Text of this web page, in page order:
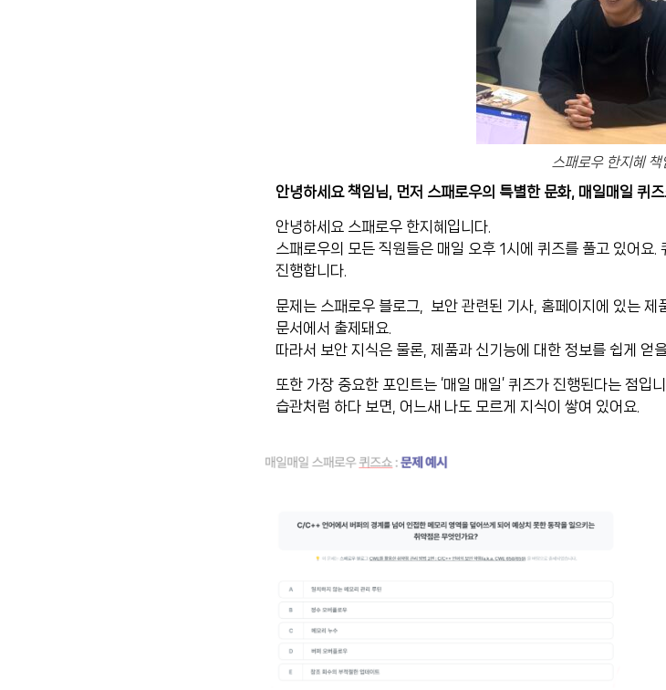
스패로우 한지혜 책
안녕하세요 책임님, 먼저 스패로우의 특별한 문화, 매일매일 퀴
안녕하세요 스패로우 한지혜입니다.
스패로우의 모든 직원들은 매일 오후 1시에 퀴즈를 풀고 있어요.
진행합니다.
문제는 스패로우 블로그, 보안 관련된 기사, 홈페이지에 있는
문서에서 출제돼요.
따라서 보안 지식은 물론, 제품과 신기능에 대한 정보를 쉽게 얻
또한 가장 중요한 포인트는 ‘매일 매일’ 퀴즈가 진행된다는 점입니
습관처럼 하다 보면, 어느새 나도 모르게 지식이 쌓여 있어요.